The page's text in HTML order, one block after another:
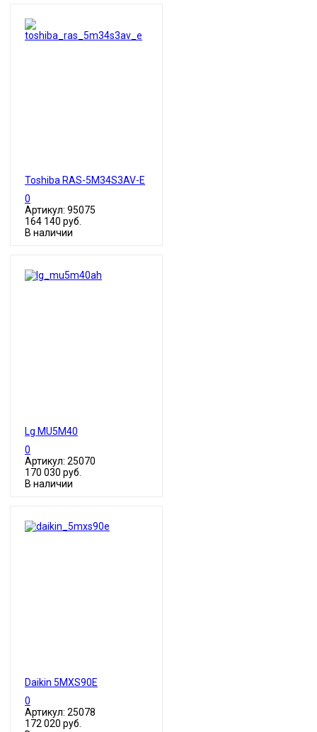
Toshiba RAS-5M34S3AV-E
0
Артикул: 95075
164 140 руб.
В наличии
Lg MU5M40
0
Артикул: 25070
170 030 руб.
В наличии
Daikin 5MXS90E
0
Артикул: 25078
172 020 руб.